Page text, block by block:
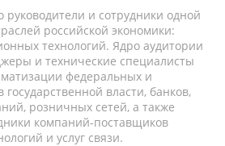
руководители и сотрудники одной
российской экономики:
технологий. Ядро аудитории
и технические специалисты
федеральных и
власти, банков,
розничных сетей, а также
компаний-поставщиков
и услуг связи.